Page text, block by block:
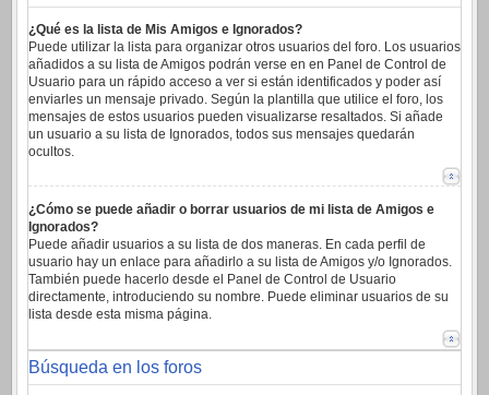
¿Qué es la lista de Mis Amigos e Ignorados?
Puede utilizar la lista para organizar otros usuarios del foro. Los usuarios
añadidos a su lista de Amigos podrán verse en en Panel de Control de
Usuario para un rápido acceso a ver si están identificados y poder así
enviarles un mensaje privado. Según la plantilla que utilice el foro, los
mensajes de estos usuarios pueden visualizarse resaltados. Si añade
un usuario a su lista de Ignorados, todos sus mensajes quedarán
ocultos.
¿Cómo se puede añadir o borrar usuarios de mi lista de Amigos e
Ignorados?
Puede añadir usuarios a su lista de dos maneras. En cada perfil de
usuario hay un enlace para añadirlo a su lista de Amigos y/o Ignorados.
También puede hacerlo desde el Panel de Control de Usuario
directamente, introduciendo su nombre. Puede eliminar usuarios de su
lista desde esta misma página.
Búsqueda en los foros